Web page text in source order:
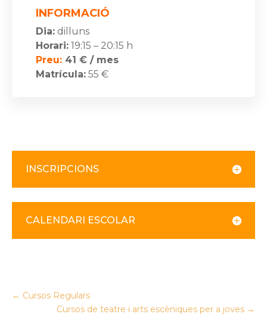
INFORMACIÓ
Dia: dilluns
Horari: 19:15 – 20:15 h
Preu: 41 € / mes
Matrícula: 55 €
INSCRIPCIONS
CALENDARI ESCOLAR
← Cursos Regulars
Cursos de teatre i arts escèniques per a joves →